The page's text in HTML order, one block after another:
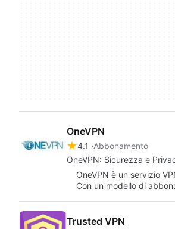
OneVPN
4.1
Abbonamento
OneVPN: Sicurezza e
OneVPN è un servizio
Con un modello di
Trusted VPN